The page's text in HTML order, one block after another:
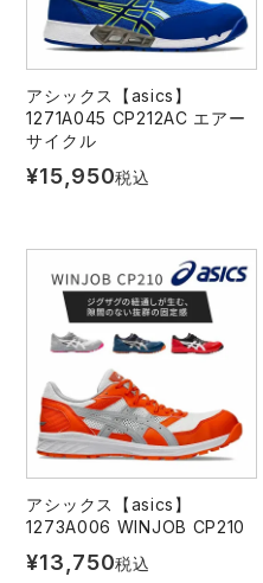
アシックス【asics】
1271A045 CP212AC エアー
サイクル
¥15,950税込
アシックス【asics】
1273A006 WINJOB CP210
¥13,750税込